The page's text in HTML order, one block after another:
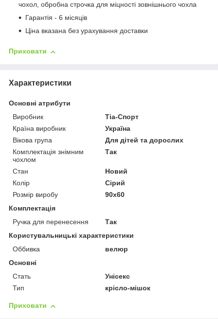
чохол, обробна строчка для міцності зовнішнього чохла
Гарантія - 6 місяців
Ціна вказана без урахування доставки
Приховати
Характеристики
Основні атрибути
Виробник
Тіа-Спорт
Країна виробник
Україна
Вікова група
Для дітей та дорослих
Комплектація знімним
чохлом
Так
Стан
Новий
Колір
Сірий
Розмір виробу
90х60
Комплектація
Ручка для перенесення
Так
Користувальницькі характеристики
Оббивка
велюр
Основні
Стать
Унісекс
Тип
крісло-мішок
Приховати